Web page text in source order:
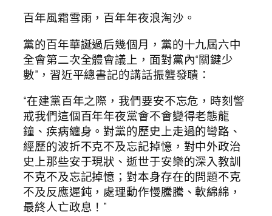
百年風霜雪雨，百年年夜浪淘沙。
黨的百年華誕過后幾個月，黨的十九屆六中
全會第二次全體會議上，面對黨內“關鍵少
數”，習近平總書記的講話振聾發聵：
“在建黨百年之際，我們要安不忘危，時刻警
戒我們這個百年年夜黨會不會變得老態龍
鐘、疾病纏身。對黨的歷史上走過的彎路、
經歷的波折不克不及忘記掉憶，對中外政治
史上那些安于現狀、逝世于安樂的深入教訓
不克不及忘記掉憶；對本身存在的問題不克
不及反應遲鈍，處理動作慢騰騰、軟綿綿，
最終人亡政息！”